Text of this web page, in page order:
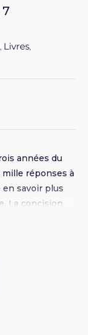
, Livres,
années du
réponses à
en savoir plus
La concision
qui n’a
Jésus.